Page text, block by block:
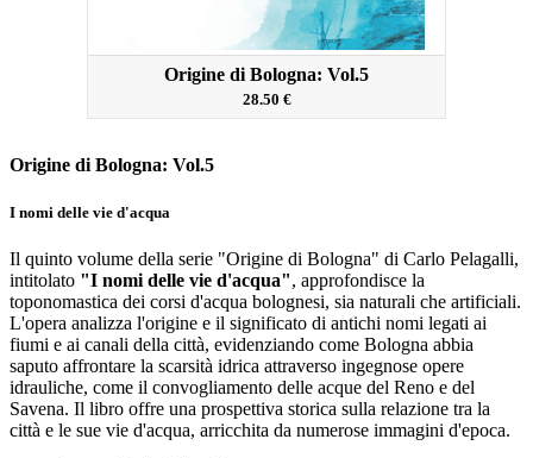
Origine di Bologna: Vol.5
28.50 €
Origine di Bologna: Vol.5
I nomi delle vie d'acqua
Il quinto volume della serie "Origine di Bologna" di Carlo Pelagalli,
intitolato "I nomi delle vie d'acqua", approfondisce la
toponomastica dei corsi d'acqua bolognesi, sia naturali che artificiali.
L'opera analizza l'origine e il significato di antichi nomi legati ai
fiumi e ai canali della città, evidenziando come Bologna abbia
saputo affrontare la scarsità idrica attraverso ingegnose opere
idrauliche, come il convogliamento delle acque del Reno e del
Savena. Il libro offre una prospettiva storica sulla relazione tra la
città e le sue vie d'acqua, arricchita da numerose immagini d'epoca.